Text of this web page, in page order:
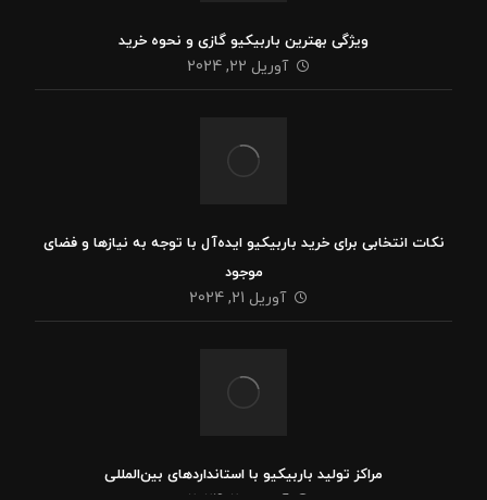
ویژگی بهترین باربیکیو گازی و نحوه خرید
آوریل 22, 2024
نکات انتخابی برای خرید باربیکیو ایده‌آل با توجه به نیازها و فضای
موجود
آوریل 21, 2024
مراکز تولید باربیکیو با استانداردهای بین‌المللی